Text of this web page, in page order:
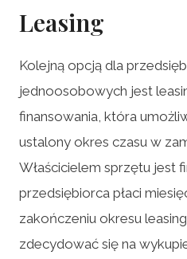
Leasing
Kolejną opcją dla
jednoosobowych jest
finansowania, która
ustalony okres czasu w
Właścicielem sprzętu jest
przedsiębiorca płaci
zakończeniu okresu
zdecydować się na